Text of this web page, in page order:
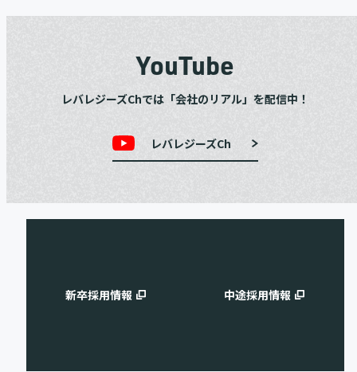
YouTube
レバレジーズChでは「会社のリアル」を配信中！
レバレジーズCh
新卒採用情報 中途採用情報